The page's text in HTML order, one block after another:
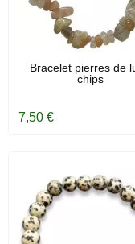
EN STOCK
Bracelet pierres de
chips
7,50 €